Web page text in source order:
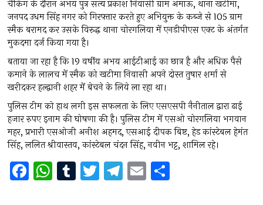
चैकिंग के दौरान अभय पुत्र सत्य प्रकाश निवासी ग्राम अमाऊ, थाना खटीमा,
जनपद उधम सिंह नगर को गिरफ्तार करते हुए अभियुक्त के कब्जे से 105 ग्राम
स्मैक बरामद कर उसके विरुद्ध थाना चोरगलिया में एनडीपीएस एक्ट के अंतर्गत
मुकदमा दर्ज किया गया है।
बताया जा रहा है कि 19 वर्षीय अभय आईटीआई का छात्र है और अधिक पैसे
कमाने के लालच में स्मैक को खटीमा निवासी अपने दोस्त तुषार शर्मा से
खरीदकर हल्द्वानी शहर में बेचने के लिये ला रहा था।
पुलिस टीम को हाथ लगी इस सफलता के लिए एसएसपी नैनीताल द्वारा ढाई
हजार रुपए इनाम की घोषणा की है। पुलिस टीम में एसओ चोरगलिया भगवान
महर, प्रभारी एसओजी अनीश अहमद, एसआई दीपक बिष्ट, हेड कांस्टेबल हेमंत
सिंह, ललित श्रीवास्तव, कांस्टेबल चंदन सिंह, नवीन भट्ट, शामिल रहे।
F
a
W
h
T
u
T
wi
T
el
E
m